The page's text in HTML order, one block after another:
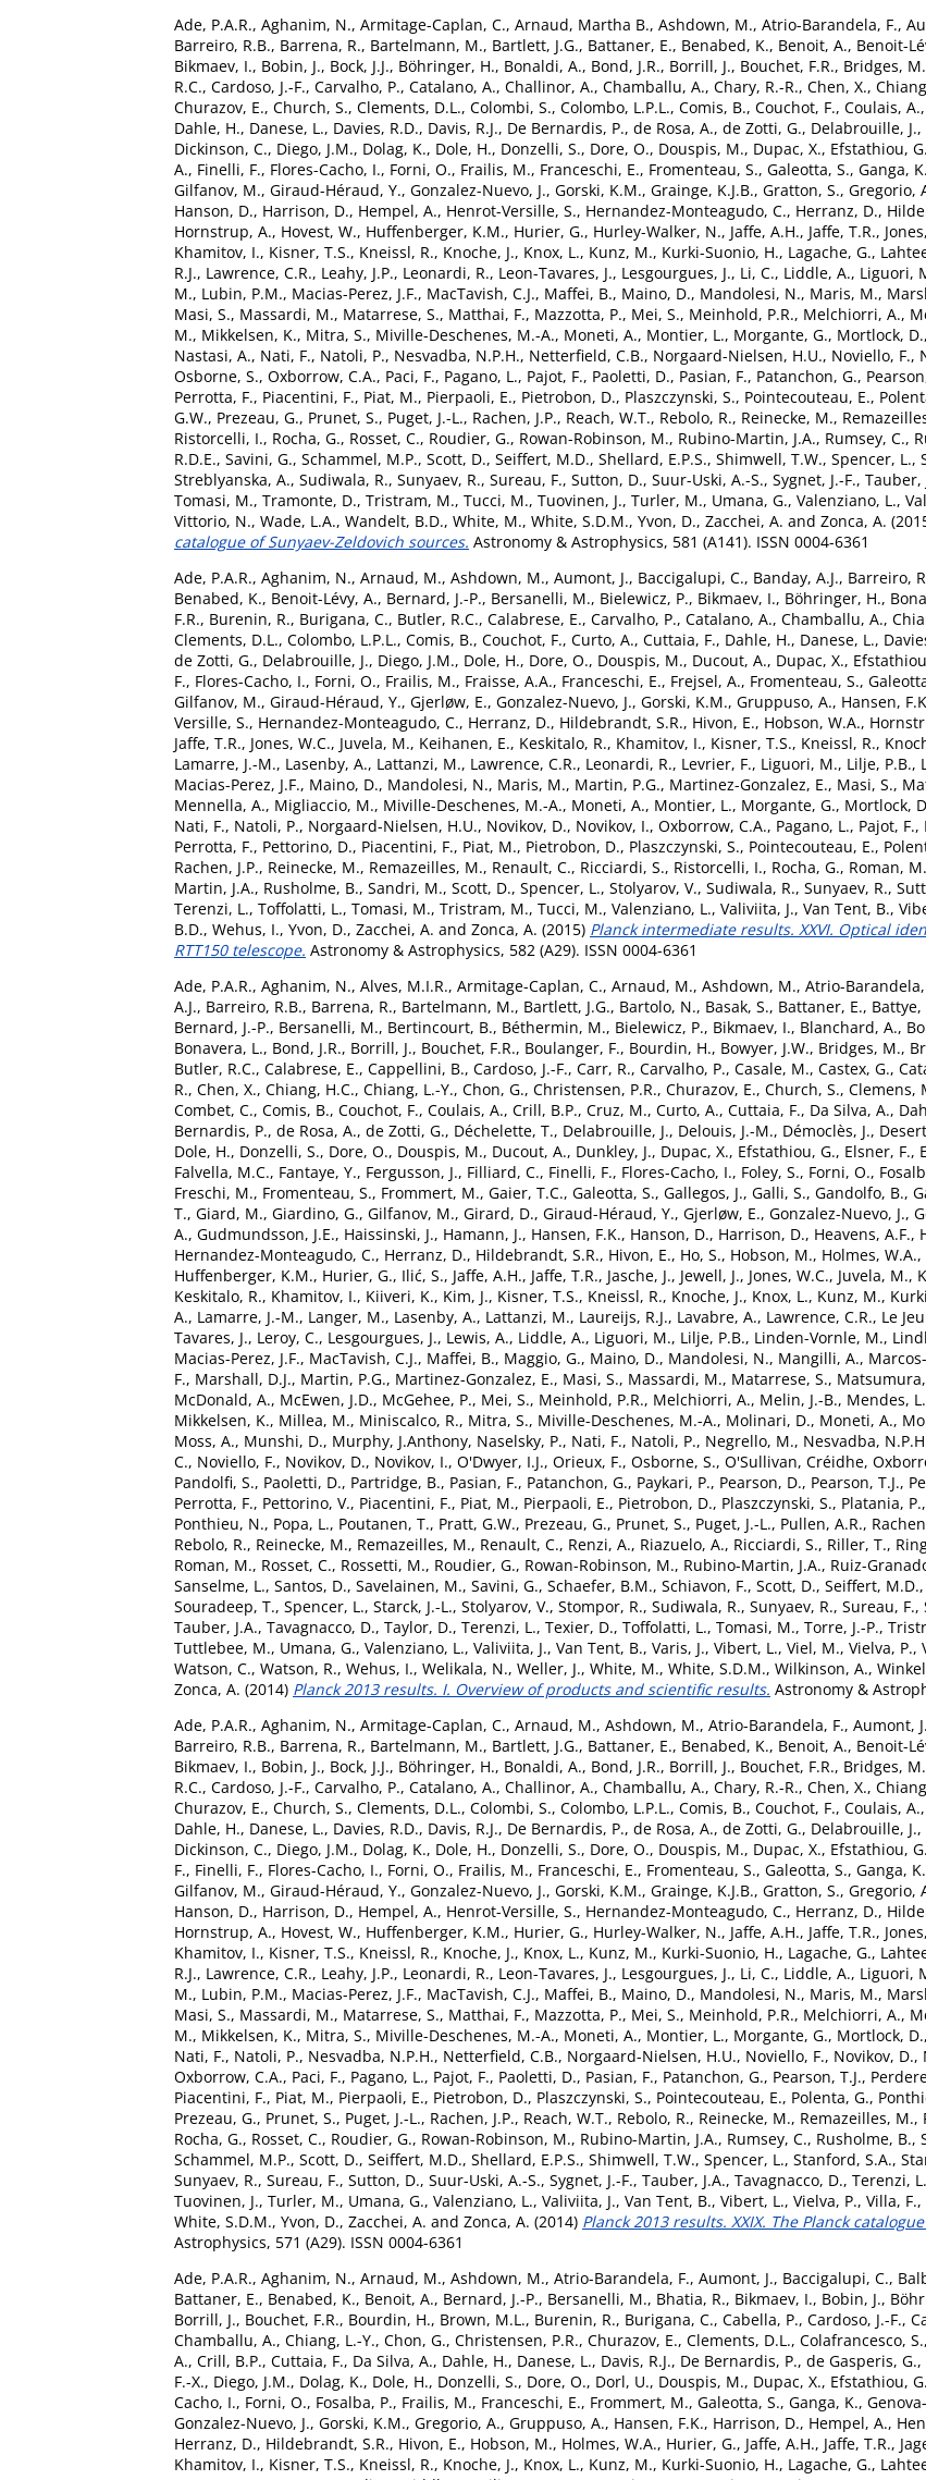
Ade, P.A.R., Aghanim, N., Armitage-Caplan, C., Arnaud, Martha B., Ashdown, M., Atrio-Barandela, F.,
Barreiro, R.B., Barrena, R., Bartelmann, M., Bartlett, J.G., Battaner, E., Benabed, K., Benoit, A., Benoit-
Bikmaev, I., Bobin, J., Bock, J.J., Böhringer, H., Bonaldi, A., Bond, J.R., Borrill, J., Bouchet, F.R., Bridges, M.
R.C., Cardoso, J.-F., Carvalho, P., Catalano, A., Challinor, A., Chamballu, A., Chary, R.-R., Chen, X.,
Churazov, E., Church, S., Clements, D.L., Colombi, S., Colombo, L.P.L., Comis, B., Couchot, F., Coulais, A.,
Dahle, H., Danese, L., Davies, R.D., Davis, R.J., De Bernardis, P., de Rosa, A., de Zotti, G., Delabrouille, J.,
Dickinson, C., Diego, J.M., Dolag, K., Dole, H., Donzelli, S., Dore, O., Douspis, M., Dupac, X., Efstathiou, G.
A., Finelli, F., Flores-Cacho, I., Forni, O., Frailis, M., Franceschi, E., Fromenteau, S., Galeotta, S., Ganga, K.
Gilfanov, M., Giraud-Héraud, Y., Gonzalez-Nuevo, J., Gorski, K.M., Grainge, K.J.B., Gratton, S., Gregorio,
Hanson, D., Harrison, D., Hempel, A., Henrot-Versille, S., Hernandez-Monteagudo, C., Herranz, D.,
Hornstrup, A., Hovest, W., Huffenberger, K.M., Hurier, G., Hurley-Walker, N., Jaffe, A.H., Jaffe, T.R.,
Khamitov, I., Kisner, T.S., Kneissl, R., Knoche, J., Knox, L., Kunz, M., Kurki-Suonio, H., Lagache, G.,
R.J., Lawrence, C.R., Leahy, J.P., Leonardi, R., Leon-Tavares, J., Lesgourgues, J., Li, C., Liddle, A., Liguori,
M., Lubin, P.M., Macias-Perez, J.F., MacTavish, C.J., Maffei, B., Maino, D., Mandolesi, N., Maris, M.,
Masi, S., Massardi, M., Matarrese, S., Matthai, F., Mazzotta, P., Mei, S., Meinhold, P.R., Melchiorri, A.,
M., Mikkelsen, K., Mitra, S., Miville-Deschenes, M.-A., Moneti, A., Montier, L., Morgante, G., Mortlock, D.,
Nastasi, A., Nati, F., Natoli, P., Nesvadba, N.P.H., Netterfield, C.B., Norgaard-Nielsen, H.U., Noviello, F.,
Osborne, S., Oxborrow, C.A., Paci, F., Pagano, L., Pajot, F., Paoletti, D., Pasian, F., Patanchon, G.,
Perrotta, F., Piacentini, F., Piat, M., Pierpaoli, E., Pietrobon, D., Plaszczynski, S., Pointecouteau, E.,
G.W., Prezeau, G., Prunet, S., Puget, J.-L., Rachen, J.P., Reach, W.T., Rebolo, R., Reinecke, M.,
Ristorcelli, I., Rocha, G., Rosset, C., Roudier, G., Rowan-Robinson, M., Rubino-Martin, J.A., Rumsey, C.,
R.D.E., Savini, G., Schammel, M.P., Scott, D., Seiffert, M.D., Shellard, E.P.S., Shimwell, T.W., Spencer, L.,
Streblyanska, A., Sudiwala, R., Sunyaev, R., Sureau, F., Sutton, D., Suur-Uski, A.-S., Sygnet, J.-F., Tauber,
Tomasi, M., Tramonte, D., Tristram, M., Tucci, M., Tuovinen, J., Turler, M., Umana, G., Valenziano, L.,
Vittorio, N., Wade, L.A., Wandelt, B.D., White, M., White, S.D.M., Yvon, D., Zacchei, A. and Zonca, A.
catalogue of Sunyaev-Zeldovich sources. Astronomy & Astrophysics, 581 (A141). ISSN 0004-6361
Ade, P.A.R., Aghanim, N., Arnaud, M., Ashdown, M., Aumont, J., Baccigalupi, C., Banday, A.J., Barreiro,
Benabed, K., Benoit-Lévy, A., Bernard, J.-P., Bersanelli, M., Bielewicz, P., Bikmaev, I., Böhringer, H.,
F.R., Burenin, R., Burigana, C., Butler, R.C., Calabrese, E., Carvalho, P., Catalano, A., Chamballu, A.,
Clements, D.L., Colombo, L.P.L., Comis, B., Couchot, F., Curto, A., Cuttaia, F., Dahle, H., Danese, L.,
de Zotti, G., Delabrouille, J., Diego, J.M., Dole, H., Dore, O., Douspis, M., Ducout, A., Dupac, X.,
F., Flores-Cacho, I., Forni, O., Frailis, M., Fraisse, A.A., Franceschi, E., Frejsel, A., Fromenteau, S.,
Gilfanov, M., Giraud-Héraud, Y., Gjerløw, E., Gonzalez-Nuevo, J., Gorski, K.M., Gruppuso, A., Hansen,
Versille, S., Hernandez-Monteagudo, C., Herranz, D., Hildebrandt, S.R., Hivon, E., Hobson, W.A.,
Jaffe, T.R., Jones, W.C., Juvela, M., Keihanen, E., Keskitalo, R., Khamitov, I., Kisner, T.S., Kneissl, R.,
Lamarre, J.-M., Lasenby, A., Lattanzi, M., Lawrence, C.R., Leonardi, R., Levrier, F., Liguori, M., Lilje, P.B.,
Macias-Perez, J.F., Maino, D., Mandolesi, N., Maris, M., Martin, P.G., Martinez-Gonzalez, E., Masi, S.,
Mennella, A., Migliaccio, M., Miville-Deschenes, M.-A., Moneti, A., Montier, L., Morgante, G., Mortlock,
Nati, F., Natoli, P., Norgaard-Nielsen, H.U., Novikov, D., Novikov, I., Oxborrow, C.A., Pagano, L., Pajot, F.,
Perrotta, F., Pettorino, D., Piacentini, F., Piat, M., Pietrobon, D., Plaszczynski, S., Pointecouteau, E.,
Rachen, J.P., Reinecke, M., Remazeilles, M., Renault, C., Ricciardi, S., Ristorcelli, I., Rocha, G., Roman, M.
Martin, J.A., Rusholme, B., Sandri, M., Scott, D., Spencer, L., Stolyarov, V., Sudiwala, R., Sunyaev, R.,
Terenzi, L., Toffolatti, L., Tomasi, M., Tristram, M., Tucci, M., Valenziano, L., Valiviita, J., Van Tent, B.,
B.D., Wehus, I., Yvon, D., Zacchei, A. and Zonca, A. (2015) Planck intermediate results. XXVI. Optical
RTT150 telescope. Astronomy & Astrophysics, 582 (A29). ISSN 0004-6361
Ade, P.A.R., Aghanim, N., Alves, M.I.R., Armitage-Caplan, C., Arnaud, M., Ashdown, M., Atrio-Barandela,
A.J., Barreiro, R.B., Barrena, R., Bartelmann, M., Bartlett, J.G., Bartolo, N., Basak, S., Battaner, E., Battye,
Bernard, J.-P., Bersanelli, M., Bertincourt, B., Béthermin, M., Bielewicz, P., Bikmaev, I., Blanchard, A.,
Bonavera, L., Bond, J.R., Borrill, J., Bouchet, F.R., Boulanger, F., Bourdin, H., Bowyer, J.W., Bridges, M.,
Butler, R.C., Calabrese, E., Cappellini, B., Cardoso, J.-F., Carr, R., Carvalho, P., Casale, M., Castex, G.,
R., Chen, X., Chiang, H.C., Chiang, L.-Y., Chon, G., Christensen, P.R., Churazov, E., Church, S., Clemens,
Combet, C., Comis, B., Couchot, F., Coulais, A., Crill, B.P., Cruz, M., Curto, A., Cuttaia, F., Da Silva, A.,
Bernardis, P., de Rosa, A., de Zotti, G., Déchelette, T., Delabrouille, J., Delouis, J.-M., Démoclès, J.,
Dole, H., Donzelli, S., Dore, O., Douspis, M., Ducout, A., Dunkley, J., Dupac, X., Efstathiou, G., Elsner, F.,
Falvella, M.C., Fantaye, Y., Fergusson, J., Filliard, C., Finelli, F., Flores-Cacho, I., Foley, S., Forni, O.,
Freschi, M., Fromenteau, S., Frommert, M., Gaier, T.C., Galeotta, S., Gallegos, J., Galli, S., Gandolfo, B.,
T., Giard, M., Giardino, G., Gilfanov, M., Girard, D., Giraud-Héraud, Y., Gjerløw, E., Gonzalez-Nuevo, J.,
A., Gudmundsson, J.E., Haissinski, J., Hamann, J., Hansen, F.K., Hanson, D., Harrison, D., Heavens, A.F.,
Hernandez-Monteagudo, C., Herranz, D., Hildebrandt, S.R., Hivon, E., Ho, S., Hobson, M., Holmes, W.A.,
Huffenberger, K.M., Hurier, G., Ilić, S., Jaffe, A.H., Jaffe, T.R., Jasche, J., Jewell, J., Jones, W.C., Juvela, M.,
Keskitalo, R., Khamitov, I., Kiiveri, K., Kim, J., Kisner, T.S., Kneissl, R., Knoche, J., Knox, L., Kunz, M.,
A., Lamarre, J.-M., Langer, M., Lasenby, A., Lattanzi, M., Laureijs, R.J., Lavabre, A., Lawrence, C.R., Le
Tavares, J., Leroy, C., Lesgourgues, J., Lewis, A., Liddle, A., Liguori, M., Lilje, P.B., Linden-Vornle, M.,
Macias-Perez, J.F., MacTavish, C.J., Maffei, B., Maggio, G., Maino, D., Mandolesi, N., Mangilli, A.,
F., Marshall, D.J., Martin, P.G., Martinez-Gonzalez, E., Masi, S., Massardi, M., Matarrese, S.,
McDonald, A., McEwen, J.D., McGehee, P., Mei, S., Meinhold, P.R., Melchiorri, A., Melin, J.-B., Mendes, L.
Mikkelsen, K., Millea, M., Miniscalco, R., Mitra, S., Miville-Deschenes, M.-A., Molinari, D., Moneti, A.,
Moss, A., Munshi, D., Murphy, J.Anthony, Naselsky, P., Nati, F., Natoli, P., Negrello, M., Nesvadba,
C., Noviello, F., Novikov, D., Novikov, I., O'Dwyer, I.J., Orieux, F., Osborne, S., O'Sullivan, Créidhe,
Pandolfi, S., Paoletti, D., Partridge, B., Pasian, F., Patanchon, G., Paykari, P., Pearson, D., Pearson, T.J.,
Perrotta, F., Pettorino, V., Piacentini, F., Piat, M., Pierpaoli, E., Pietrobon, D., Plaszczynski, S., Platania, P.,
Ponthieu, N., Popa, L., Poutanen, T., Pratt, G.W., Prezeau, G., Prunet, S., Puget, J.-L., Pullen, A.R.,
Rebolo, R., Reinecke, M., Remazeilles, M., Renault, C., Renzi, A., Riazuelo, A., Ricciardi, S., Riller, T.,
Roman, M., Rosset, C., Rossetti, M., Roudier, G., Rowan-Robinson, M., Rubino-Martin, J.A., Ruiz-
Sanselme, L., Santos, D., Savelainen, M., Savini, G., Schaefer, B.M., Schiavon, F., Scott, D., Seiffert, M.D.,
Souradeep, T., Spencer, L., Starck, J.-L., Stolyarov, V., Stompor, R., Sudiwala, R., Sunyaev, R., Sureau, F.,
Tauber, J.A., Tavagnacco, D., Taylor, D., Terenzi, L., Texier, D., Toffolatti, L., Tomasi, M., Torre, J.-P.,
Tuttlebee, M., Umana, G., Valenziano, L., Valiviita, J., Van Tent, B., Varis, J., Vibert, L., Viel, M., Vielva, P.,
Watson, C., Watson, R., Wehus, I., Welikala, N., Weller, J., White, M., White, S.D.M., Wilkinson, A.,
Zonca, A. (2014) Planck 2013 results. I. Overview of products and scientific results. Astronomy &
Ade, P.A.R., Aghanim, N., Armitage-Caplan, C., Arnaud, M., Ashdown, M., Atrio-Barandela, F., Aumont, J.
Barreiro, R.B., Barrena, R., Bartelmann, M., Bartlett, J.G., Battaner, E., Benabed, K., Benoit, A., Benoit-
Bikmaev, I., Bobin, J., Bock, J.J., Böhringer, H., Bonaldi, A., Bond, J.R., Borrill, J., Bouchet, F.R., Bridges, M.
R.C., Cardoso, J.-F., Carvalho, P., Catalano, A., Challinor, A., Chamballu, A., Chary, R.-R., Chen, X.,
Churazov, E., Church, S., Clements, D.L., Colombi, S., Colombo, L.P.L., Comis, B., Couchot, F., Coulais, A.,
Dahle, H., Danese, L., Davies, R.D., Davis, R.J., De Bernardis, P., de Rosa, A., de Zotti, G., Delabrouille, J.,
Dickinson, C., Diego, J.M., Dolag, K., Dole, H., Donzelli, S., Dore, O., Douspis, M., Dupac, X., Efstathiou, G.
F., Finelli, F., Flores-Cacho, I., Forni, O., Frailis, M., Franceschi, E., Fromenteau, S., Galeotta, S., Ganga, K.
Gilfanov, M., Giraud-Héraud, Y., Gonzalez-Nuevo, J., Gorski, K.M., Grainge, K.J.B., Gratton, S., Gregorio,
Hanson, D., Harrison, D., Hempel, A., Henrot-Versille, S., Hernandez-Monteagudo, C., Herranz, D.,
Hornstrup, A., Hovest, W., Huffenberger, K.M., Hurier, G., Hurley-Walker, N., Jaffe, A.H., Jaffe, T.R.,
Khamitov, I., Kisner, T.S., Kneissl, R., Knoche, J., Knox, L., Kunz, M., Kurki-Suonio, H., Lagache, G.,
R.J., Lawrence, C.R., Leahy, J.P., Leonardi, R., Leon-Tavares, J., Lesgourgues, J., Li, C., Liddle, A., Liguori,
M., Lubin, P.M., Macias-Perez, J.F., MacTavish, C.J., Maffei, B., Maino, D., Mandolesi, N., Maris, M.,
Masi, S., Massardi, M., Matarrese, S., Matthai, F., Mazzotta, P., Mei, S., Meinhold, P.R., Melchiorri, A.,
M., Mikkelsen, K., Mitra, S., Miville-Deschenes, M.-A., Moneti, A., Montier, L., Morgante, G., Mortlock, D.,
Nati, F., Natoli, P., Nesvadba, N.P.H., Netterfield, C.B., Norgaard-Nielsen, H.U., Noviello, F., Novikov, D.,
Oxborrow, C.A., Paci, F., Pagano, L., Pajot, F., Paoletti, D., Pasian, F., Patanchon, G., Pearson, T.J.,
Piacentini, F., Piat, M., Pierpaoli, E., Pietrobon, D., Plaszczynski, S., Pointecouteau, E., Polenta, G.,
Prezeau, G., Prunet, S., Puget, J.-L., Rachen, J.P., Reach, W.T., Rebolo, R., Reinecke, M., Remazeilles, M.,
Rocha, G., Rosset, C., Roudier, G., Rowan-Robinson, M., Rubino-Martin, J.A., Rumsey, C., Rusholme, B.,
Schammel, M.P., Scott, D., Seiffert, M.D., Shellard, E.P.S., Shimwell, T.W., Spencer, L., Stanford, S.A.,
Sunyaev, R., Sureau, F., Sutton, D., Suur-Uski, A.-S., Sygnet, J.-F., Tauber, J.A., Tavagnacco, D., Terenzi, L.
Tuovinen, J., Turler, M., Umana, G., Valenziano, L., Valiviita, J., Van Tent, B., Vibert, L., Vielva, P., Villa, F.,
White, S.D.M., Yvon, D., Zacchei, A. and Zonca, A. (2014) Planck 2013 results. XXIX. The Planck
Astrophysics, 571 (A29). ISSN 0004-6361
Ade, P.A.R., Aghanim, N., Arnaud, M., Ashdown, M., Atrio-Barandela, F., Aumont, J., Baccigalupi, C.,
Battaner, E., Benabed, K., Benoit, A., Bernard, J.-P., Bersanelli, M., Bhatia, R., Bikmaev, I., Bobin, J.,
Borrill, J., Bouchet, F.R., Bourdin, H., Brown, M.L., Burenin, R., Burigana, C., Cabella, P., Cardoso, J.-F.,
Chamballu, A., Chiang, L.-Y., Chon, G., Christensen, P.R., Churazov, E., Clements, D.L., Colafrancesco, S.,
A., Crill, B.P., Cuttaia, F., Da Silva, A., Dahle, H., Danese, L., Davis, R.J., De Bernardis, P., de Gasperis, G.,
F.-X., Diego, J.M., Dolag, K., Dole, H., Donzelli, S., Dore, O., Dorl, U., Douspis, M., Dupac, X., Efstathiou, G.
Cacho, I., Forni, O., Fosalba, P., Frailis, M., Franceschi, E., Frommert, M., Galeotta, S., Ganga, K.,
Gonzalez-Nuevo, J., Gorski, K.M., Gregorio, A., Gruppuso, A., Hansen, F.K., Harrison, D., Hempel, A.,
Herranz, D., Hildebrandt, S.R., Hivon, E., Hobson, M., Holmes, W.A., Hurier, G., Jaffe, A.H., Jaffe, T.R.,
Khamitov, I., Kisner, T.S., Kneissl, R., Knoche, J., Knox, L., Kunz, M., Kurki-Suonio, H., Lagache, G.,